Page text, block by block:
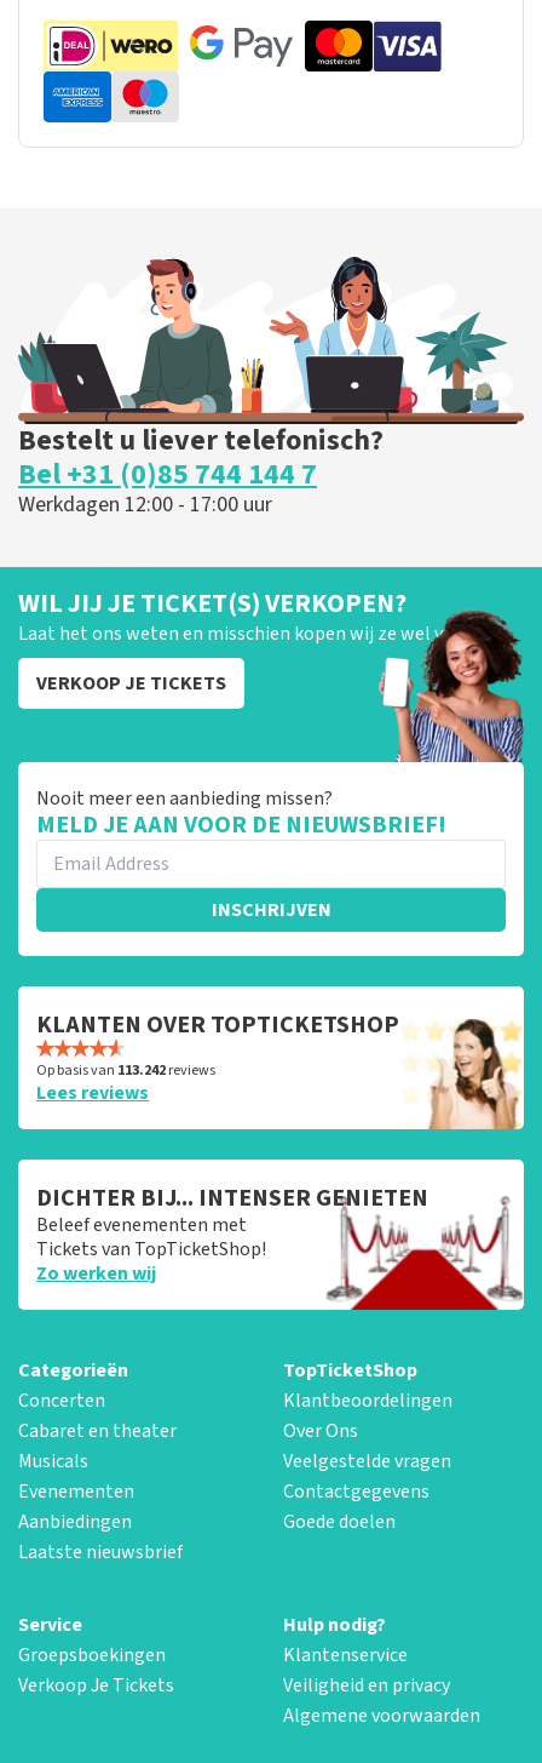
Bestelt u liever telefonisch?
Bel +31 (0)85 744 144 7
Werkdagen 12:00 - 17:00 uur
WIL JIJ JE TICKET(S) VERKOPEN?
Laat het ons weten en misschien kopen wij ze wel van je!
VERKOOP JE TICKETS
Nooit meer een aanbieding missen?
MELD JE AAN VOOR DE NIEUWSBRIEF!
INSCHRIJVEN
KLANTEN OVER TOPTICKETSHOP
Op basis van 113.242reviews
Lees reviews
DICHTER BIJ... INTENSER GENIETEN
Beleef evenementen met
Tickets van TopTicketShop!
Zo werken wij
Categorieën
Concerten
Cabaret en theater
Musicals
Evenementen
Aanbiedingen
Laatste nieuwsbrief
TopTicketShop
Klantbeoordelingen
Over Ons
Veelgestelde vragen
Contactgegevens
Goede doelen
Service
Groepsboekingen
Verkoop Je Tickets
Hulp nodig?
Klantenservice
Veiligheid en privacy
Algemene voorwaarden